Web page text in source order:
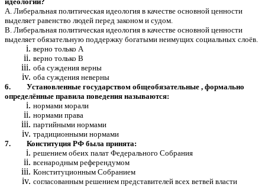
А. Либеральная политическая идеология в качестве основной ценности
выделяет равенство людей перед законом и судом.
В. Либеральная политическая идеология в качестве основной ценности
выделяет обязательную поддержку богатыми неимущих социальных слоёв.
верно только А
верно только В
оба суждения верны
оба суждения неверны
6. Установленные государством общеобязательные , формально
определённые правила поведения называются:
нормами морали
нормами права
партийными нормами
традиционными нормами
7. Конституция РФ была принята:
решением обеих палат Федерального Собрания
всенародным референдумом
Конституционным Собранием
согласованным решением представителей всех ветвей власти